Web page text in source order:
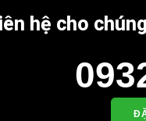
hệ cho